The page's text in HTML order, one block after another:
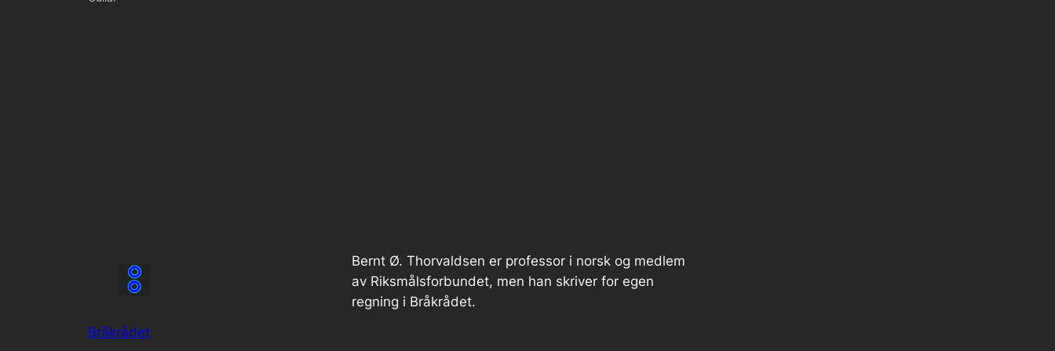
Bråkrådet
Bernt Ø. Thorvaldsen er professor i norsk og medlem
av Riksmålsforbundet, men han skriver for egen
regning i Bråkrådet.